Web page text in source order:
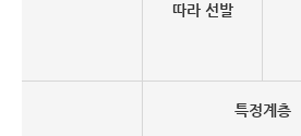
따라 선발
특정계층